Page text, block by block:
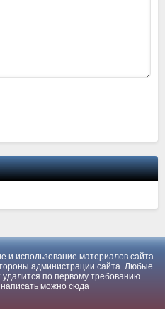
и использование материалов сайта
администрации сайта. Любые
по первому требованию
можно сюда